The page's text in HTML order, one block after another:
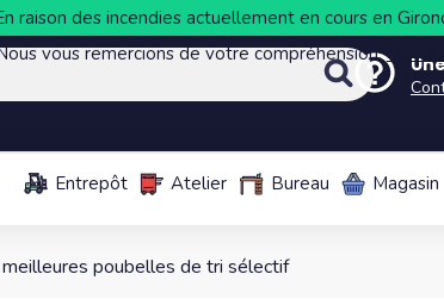
des incendies actuellement en cours en
vous remercions de votre compréhension.
Entrepôt Atelier Bureau Magasin
poubelles de tri sélectif